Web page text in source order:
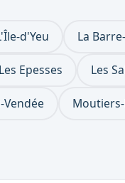
d'Yeu La
Les Epesses Les